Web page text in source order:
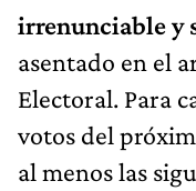
irrenunciable y
asentado en el
Electoral. Para
votos del
al menos las